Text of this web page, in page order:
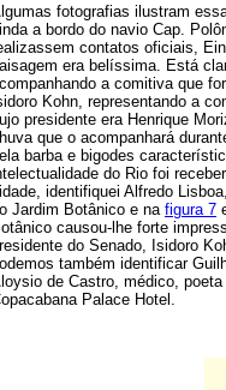
fotografias ilustram
a bordo do navio Cap.
contatos oficiais,
era belíssima. Está
a comitiva que
Kohn, representando a
presidente era Henrique
que o acompanhará
barba e bigodes
do Rio foi
identifiquei Alfredo
Jardim Botânico e na figura 7
causou-lhe forte
do Senado, Isidoro
também identificar
de Castro, médico,
Palace Hotel.